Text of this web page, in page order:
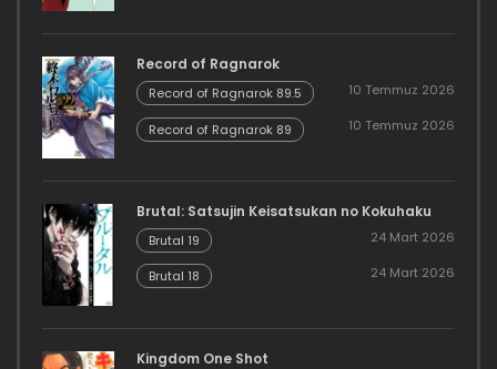
Record of Ragnarok
Record of Ragnarok 89.5 10 Temmuz 2026
Record of Ragnarok 89 10 Temmuz 2026
Brutal: Satsujin Keisatsukan no Kokuhaku
Brutal 19 24 Mart 2026
Brutal 18 24 Mart 2026
Kingdom One Shot